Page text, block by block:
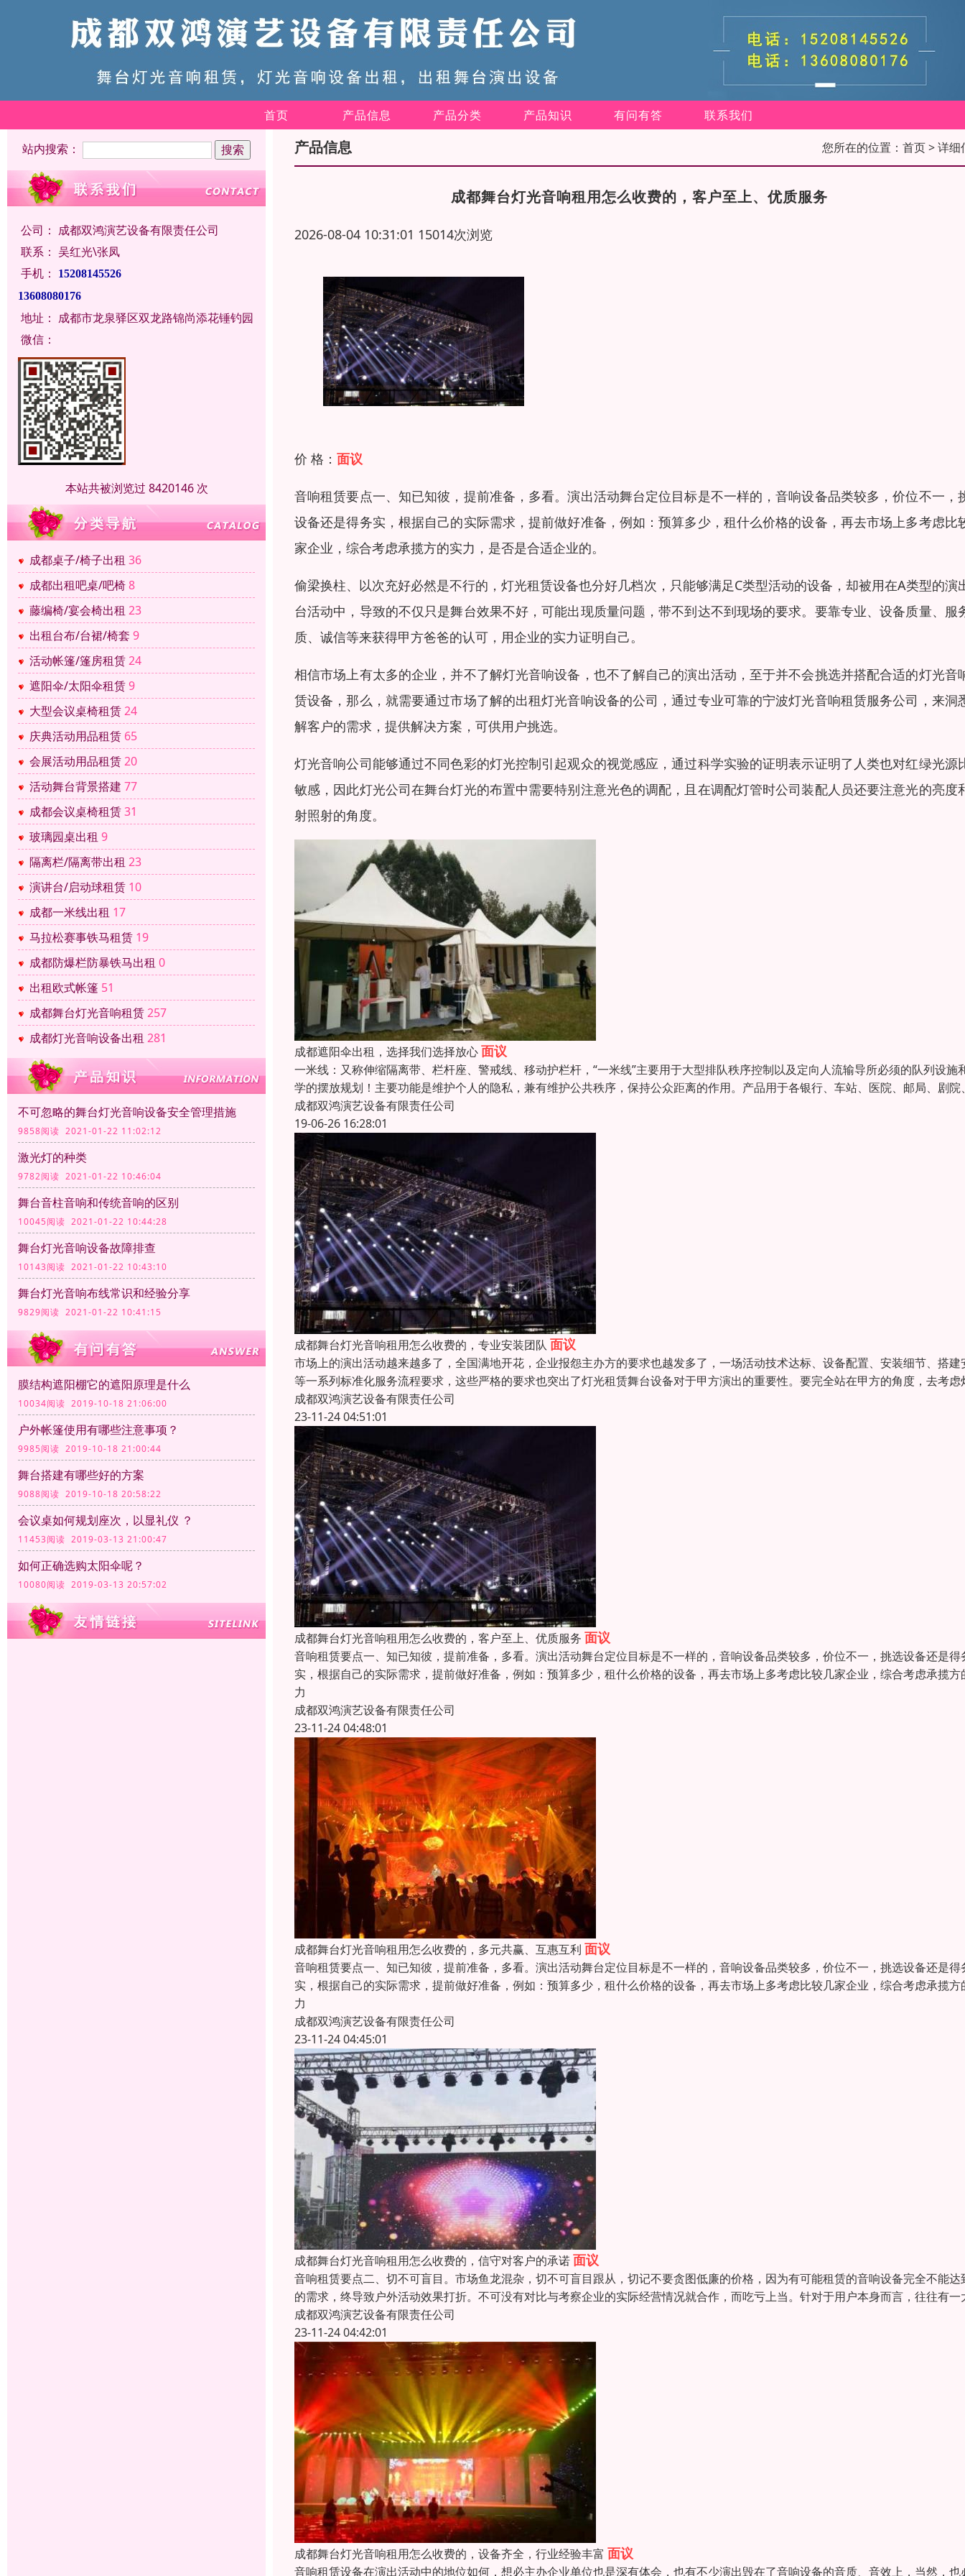
首页 产品信息 产品分类 产品知识 有问有答 联系我们
站内搜索：
公司： 成都双鸿演艺设备有限责任公司
联系： 吴红光\张凤
手机：
15208145526
13608080176
地址： 成都市龙泉驿区双龙路锦尚添花锤钓园
微信：
本站共被浏览过 8420146 次
成都桌子/椅子出租 36
成都出租吧桌/吧椅8
藤编椅/宴会椅出租 23
出租台布/台裙/椅套 9
活动帐篷/篷房租赁24
遮阳伞/太阳伞租赁9
大型会议桌椅租赁24
庆典活动用品租赁 65
会展活动用品租赁20
活动舞台背景搭建 77
成都会议桌椅租赁31
玻璃园桌出租 9
隔离栏/隔离带出租 23
演讲台/启动球租赁 10
成都一米线出租 17
马拉松赛事铁马租赁 19
成都防爆栏防暴铁马出租 0
出租欧式帐篷 51
成都舞台灯光音响租赁257
成都灯光音响设备出租 281
不可忽略的舞台灯光音响设备安全管理措施
9858阅读 2021-01-22 11:02:12
激光灯的种类
9782阅读 2021-01-22 10:46:04
舞台音柱音响和传统音响的区别
10045阅读 2021-01-22 10:44:28
舞台灯光音响设备故障排查
10143阅读 2021-01-22 10:43:10
舞台灯光音响布线常识和经验分享
9829阅读 2021-01-22 10:41:15
膜结构遮阳棚它的遮阳原理是什么
10034阅读 2019-10-18 21:06:00
户外帐篷使用有哪些注意事项？
9985阅读 2019-10-18 21:00:44
舞台搭建有哪些好的方案
9088阅读 2019-10-18 20:58:22
会议桌如何规划座次，以显礼仪 ？
11453阅读 2019-03-13 21:00:47
如何正确选购太阳伞呢？
10080阅读 2019-03-13 20:57:02
产品信息 您所在的位置： 首页> 详细
成都舞台灯光音响租用怎么收费的，客户至上、优质服务
2026-08-04 10:31:01 15014次浏览
价 格： 面议
音响租赁要点一、知已知彼，提前准备，多看。演出活动舞台定位目标是不一样的，音响设备品类较多，价位不一，
设备还是得务实，根据自己的实际需求，提前做好准备，例如：预算多少，租什么价格的设备，再去市场上多考虑比
家企业，综合考虑承揽方的实力，是否是合适企业的。
偷梁换柱、以次充好必然是不行的，灯光租赁设备也分好几档次，只能够满足C类型活动的设备，却被用在A类型的演
台活动中，导致的不仅只是舞台效果不好，可能出现质量问题，带不到达不到现场的要求。要靠专业、设备质量、服
质、诚信等来获得甲方爸爸的认可，用企业的实力证明自己。
相信市场上有太多的企业，并不了解灯光音响设备，也不了解自己的演出活动，至于并不会挑选并搭配合适的灯光音
赁设备，那么，就需要通过市场了解的出租灯光音响设备的公司，通过专业可靠的宁波灯光音响租赁服务公司，来洞
解客户的需求，提供解决方案，可供用户挑选。
灯光音响公司能够通过不同色彩的灯光控制引起观众的视觉感应，通过科学实验的证明表示证明了人类也对红绿光源
敏感，因此灯光公司在舞台灯光的布置中需要特别注意光色的调配，且在调配灯管时公司装配人员还要注意光的亮度
射照射的角度。
成都遮阳伞出租，选择我们选择放心面议
一米线：又称伸缩隔离带、栏杆座、警戒线、移动护栏杆，“一米线”主要用于大型排队秩序控制以及定向人流输导所必须的队列设施
学的摆放规划！主要功能是维护个人的隐私，兼有维护公共秩序，保持公众距离的作用。产品用于各银行、车站、医院、邮局、剧院
成都双鸿演艺设备有限责任公司
19-06-26 16:28:01
成都舞台灯光音响租用怎么收费的，专业安装团队 面议
市场上的演出活动越来越多了，全国满地开花，企业报怨主办方的要求也越发多了，一场活动技术达标、设备配置、安装细节、搭建
等一系列标准化服务流程要求，这些严格的要求也突出了灯光租赁舞台设备对于甲方演出的重要性。要完全站在甲方的角度，去考虑
成都双鸿演艺设备有限责任公司
23-11-24 04:51:01
成都舞台灯光音响租用怎么收费的，客户至上、优质服务 面议
音响租赁要点一、知已知彼，提前准备，多看。演出活动舞台定位目标是不一样的，音响设备品类较多，价位不一，挑选设备还是得
实，根据自己的实际需求，提前做好准备，例如：预算多少，租什么价格的设备，再去市场上多考虑比较几家企业，综合考虑承揽方
力
成都双鸿演艺设备有限责任公司
23-11-24 04:48:01
成都舞台灯光音响租用怎么收费的，多元共赢、互惠互利 面议
音响租赁要点一、知已知彼，提前准备，多看。演出活动舞台定位目标是不一样的，音响设备品类较多，价位不一，挑选设备还是得
实，根据自己的实际需求，提前做好准备，例如：预算多少，租什么价格的设备，再去市场上多考虑比较几家企业，综合考虑承揽方
力
成都双鸿演艺设备有限责任公司
23-11-24 04:45:01
成都舞台灯光音响租用怎么收费的，信守对客户的承诺面议
音响租赁要点二、切不可盲目。市场鱼龙混杂，切不可盲目跟从，切记不要贪图低廉的价格，因为有可能租赁的音响设备完全不能达
的需求，终导致户外活动效果打折。不可没有对比与考察企业的实际经营情况就合作，而吃亏上当。针对于用户本身而言，往往有一
成都双鸿演艺设备有限责任公司
23-11-24 04:42:01
成都舞台灯光音响租用怎么收费的，设备齐全，行业经验丰富 面议
音响租赁设备在演出活动中的地位如何，想必主办企业单位也是深有体会，也有不少演出毁在了音响设备的音质、音效上，当然，也